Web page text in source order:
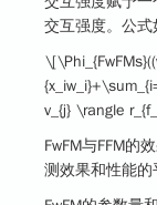
交互强度。公式
v_{j} \rangle
FwFM与FFM的
测效果和性能的